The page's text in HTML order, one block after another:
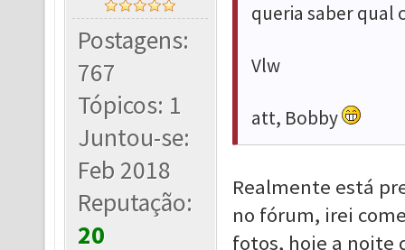
Postagens:
767
Tópicos: 1
Juntou-se:
Feb 2018
Reputação:
20
queria saber qual
Vlw
att, Bobby
Realmente está
no fórum, irei
fotos, hoje a noite